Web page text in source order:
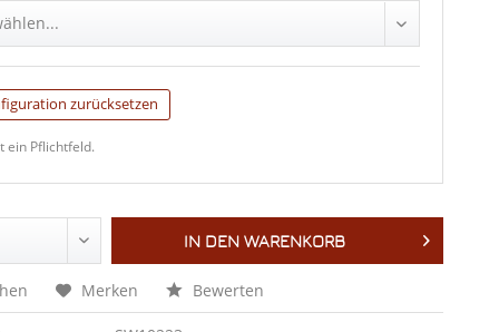
0,6mm (+ 30,00 €)
0,35mm
0,35mm
0,6mm (+ 15,00 €)
0,35mm
zurücksetzen
ein Pflichtfeld.
IN DEN WARENKORB
Merken Bewerten